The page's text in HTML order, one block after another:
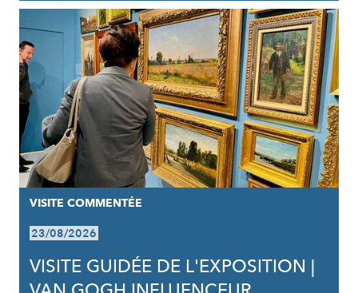
VISITE COMMENTÉE
23/08/2026
VISITE GUIDÉE DE L'EXPOSITION |